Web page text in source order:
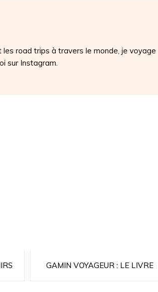
road trips à travers le monde, je voyage
sur Instagram.
GAMIN VOYAGEUR : LE LIVRE